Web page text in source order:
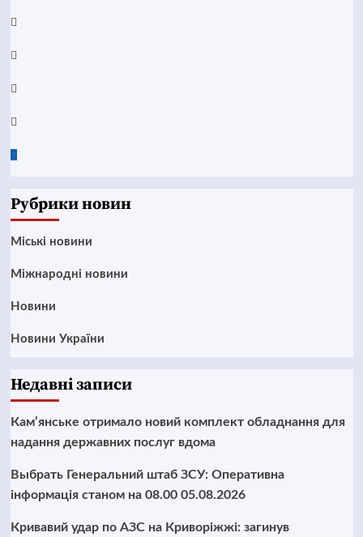
YouTube
Telegram
Instagram
Twitter
Google
Рубрики новин
Mіські новини
Міжнародні новини
Новини
Новини України
Недавні записи
Кам’янське отримало новий комплект обладнання для
надання державних послуг вдома
Выбрать Генеральний штаб ЗСУ: Оперативна
інформація станом на 08.00 05.08.2026
Кривавий удар по АЗС на Криворіжжі: загинув